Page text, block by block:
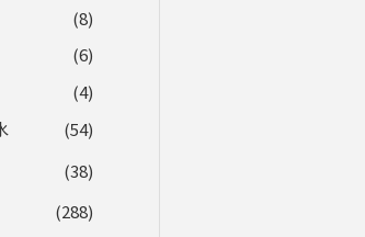
(8)
(6)
(4)
(54)
(38)
(288)